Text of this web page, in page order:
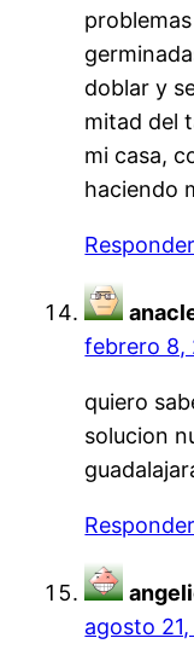
doblar y
mitad del
mi casa,
haciendo
Responder
febrero 8,
quiero
solucion
Responder
agosto